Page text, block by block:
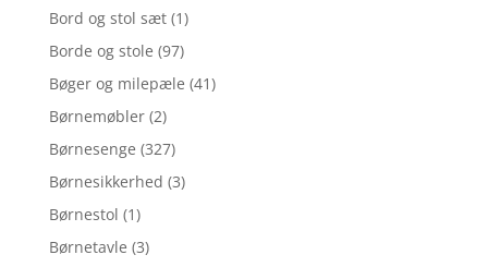
Bord og stol sæt (1)
Borde og stole (97)
Bøger og milepæle (41)
Børnemøbler (2)
Børnesenge (327)
Børnesikkerhed (3)
Børnestol (1)
Børnetavle (3)